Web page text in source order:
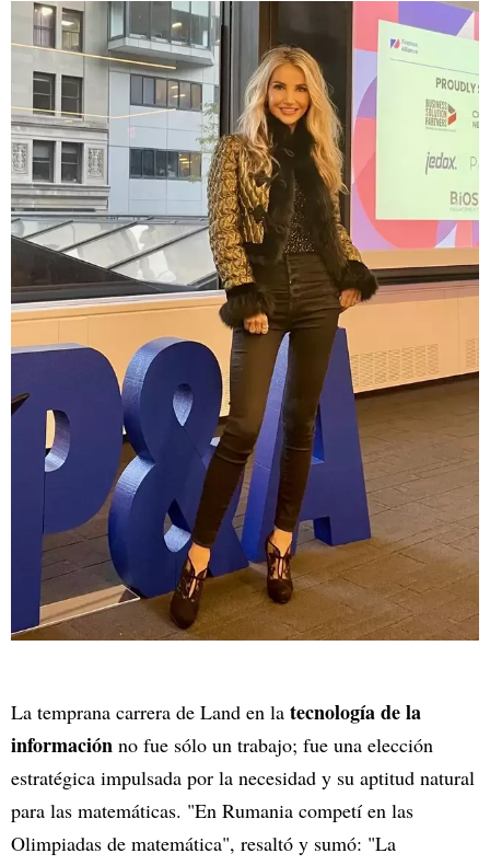
La temprana carrera de Land en la tecnología de la
información no fue sólo un trabajo; fue una elección
estratégica impulsada por la necesidad y su aptitud natural
para las matemáticas. "En Rumania competí en las
Olimpiadas de matemática", resaltó y sumó: "La